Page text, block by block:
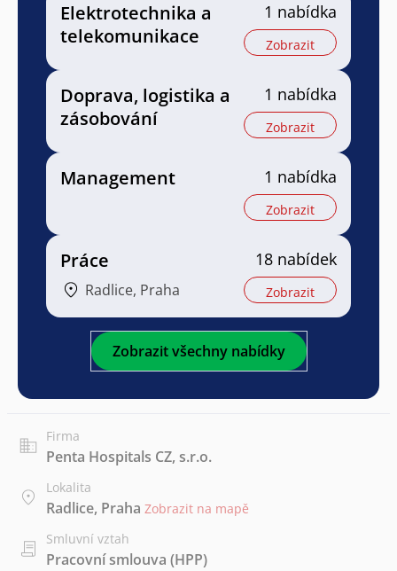
Elektrotechnika a
telekomunikace
1 nabídka
Zobrazit
Doprava, logistika a
zásobování
1 nabídka
Zobrazit
Management 1 nabídka
Zobrazit
Práce
Radlice, Praha
18 nabídek
Zobrazit
Zobrazit všechny nabídky
Firma
Penta Hospitals CZ, s.r.o.
Lokalita
Radlice, Praha Zobrazit na mapě
Smluvní vztah
Pracovní smlouva (HPP)